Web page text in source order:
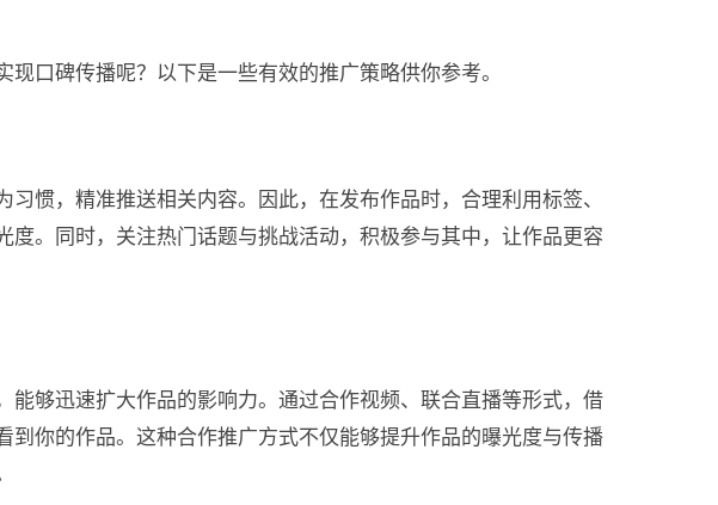
口碑传播呢？以下是一些有效的推广策略供你参考。
惯，精准推送相关内容。因此，在发布作品时，合理利用标签、
度。同时，关注热门话题与挑战活动，积极参与其中，让作品更容
能够迅速扩大作品的影响力。通过合作视频、联合直播等形式，借
到你的作品。这种合作推广方式不仅能够提升作品的曝光度与传播